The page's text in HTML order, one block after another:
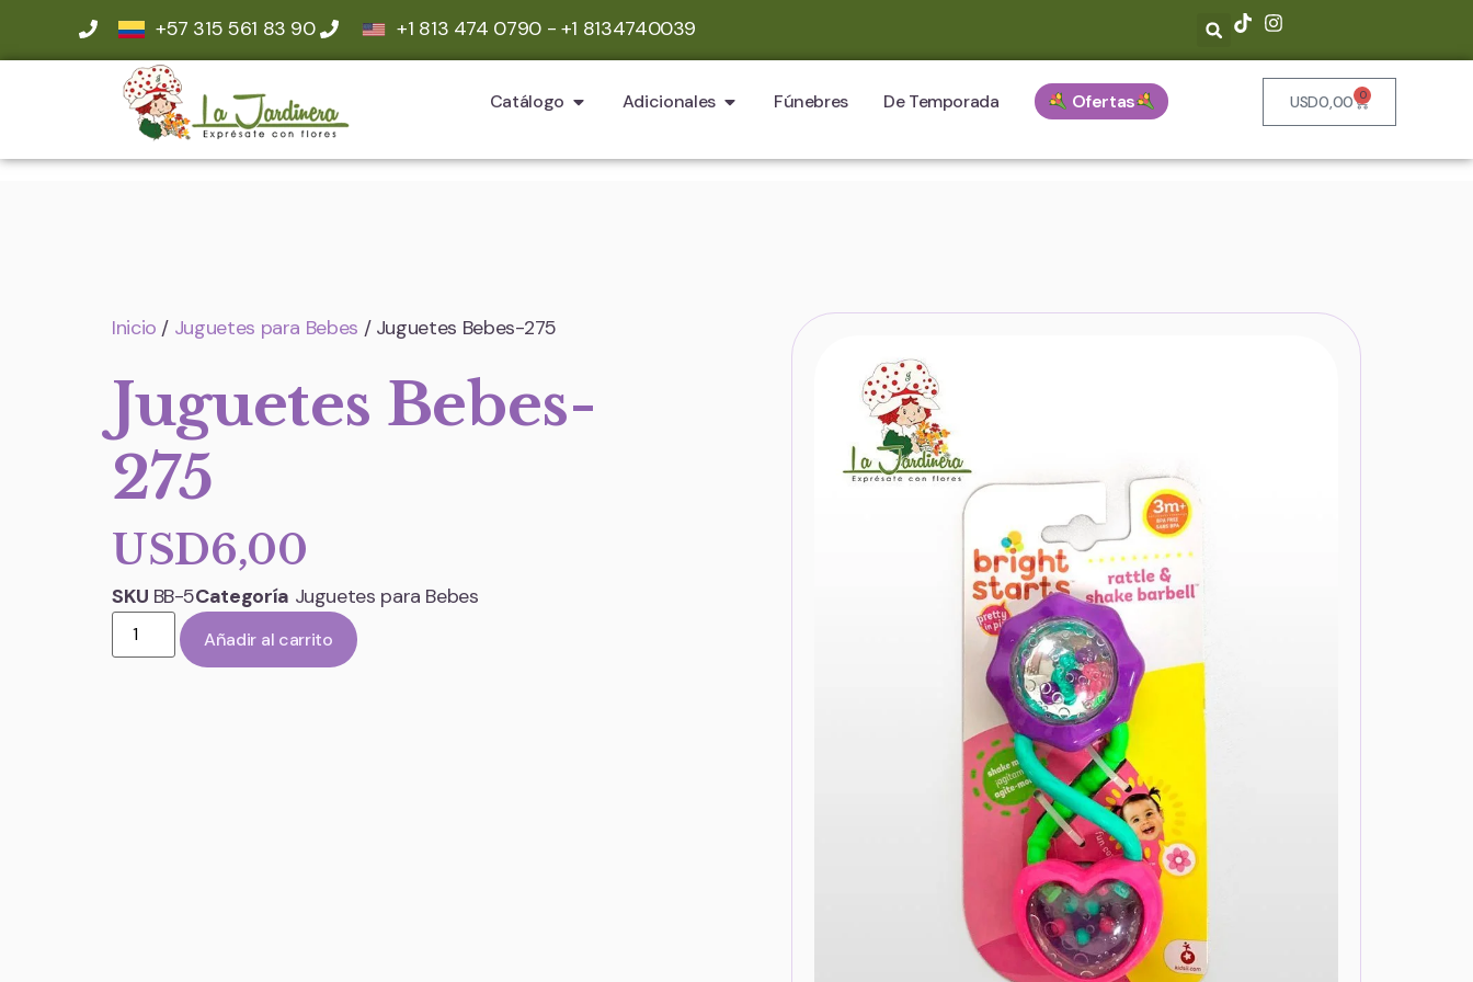
+57 315 561 83 90 +1 813 474 0790 - +1 8134740039
Catálogo Adicionales Fúnebres De Temporada Ofertas USD0,00 0
Inicio / Juguetes para Bebes / Juguetes Bebes-275
Juguetes Bebes-
275
USD6,00
SKU BB-5Categoría Juguetes para Bebes
Añadir al carrito